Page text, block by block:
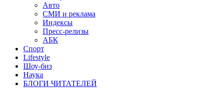
Авто
СМИ и реклама
Индексы
Пресс-релизы
АБК
Спорт
Lifestyle
Шоу-биз
Наука
БЛОГИ ЧИТАТЕЛЕЙ